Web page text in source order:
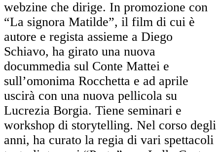
webzine che dirige. In promozione con
“La signora Matilde”, il film di cui è
autore e regista assieme a Diego
Schiavo, ha girato una nuova
docummedia sul Conte Mattei e
sull’omonima Rocchetta e ad aprile
uscirà con una nuova pellicola su
Lucrezia Borgia. Tiene seminari e
workshop di storytelling. Nel corso degli
anni, ha curato la regia di vari spettacoli